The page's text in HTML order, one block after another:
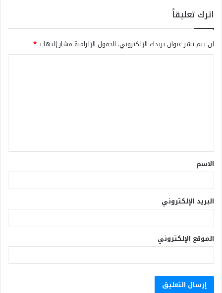
اترك تعليقاً
لن يتم نشر عنوان بريدك الإلكتروني. الحقول الإلزامية مشار إليها بـ*
الاسم
البريد الإلكتروني
الموقع الإلكتروني